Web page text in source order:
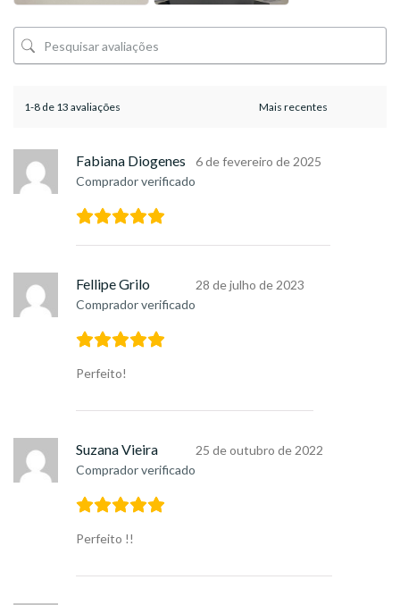
1-8 de 13 avaliações
Fabiana Diogenes
Comprador verificado
6 de fevereiro de 2025
Fellipe Grilo
Comprador verificado
28 de julho de 2023
Perfeito!
Suzana Vieira
Comprador verificado
25 de outubro de 2022
Perfeito !!